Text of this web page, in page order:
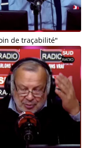
de traçabilité"